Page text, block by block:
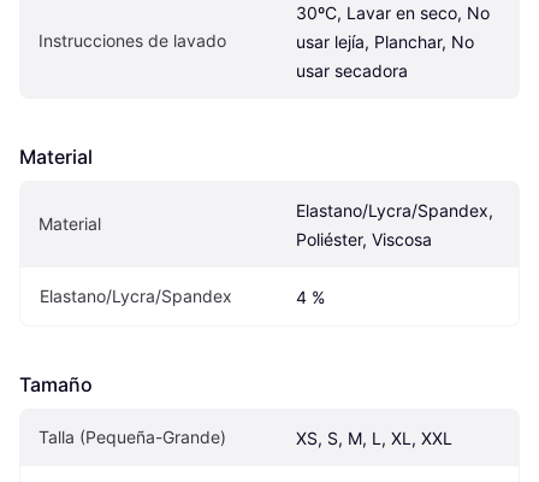
Instrucciones de lavado
30ºC, Lavar en seco, No
usar lejía, Planchar, No
usar secadora
Material
Material
Elastano/Lycra/Spandex,
Poliéster, Viscosa
Elastano/Lycra/Spandex 4 %
Tamaño
Talla (Pequeña-Grande) XS, S, M, L, XL, XXL